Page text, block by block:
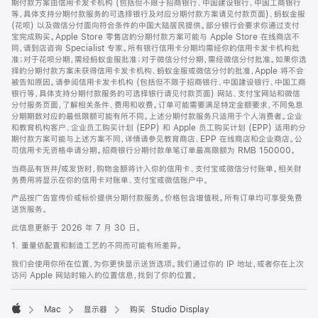
期付款方案由信用卡发卡机构 (包括但不限于招商银行、中国建设银行、中国工商银行
等，具体支持分期付款服务的可选择银行及对应分期付款方案请见付款页面)、蚂蚁金服
(花呗) 以及微信分付面向符合条件的中国大陆居民提供。部分银行会要求你通过支付
宝完成购买。Apple Store 零售店的分期付款方案可能与 Apple Store 在线商店不
同，请到店咨询 Specialist 专家。所有银行信用卡分期均需经你的信用卡发卡机构批
准；对于花呗分期，需经蚂蚁金服批准；对于微信分付分期，需经微信分付批准。如果你选
择的分期付款方案未获得信用卡发卡机构、蚂蚁金服或微信分付的批准，Apple 将不会
被告知原因。请参阅信用卡发卡机构 (包括但不限于招商银行、中国建设银行、中国工商
银行等，具体支持分期付款服务的可选择银行请见付款页面) 网站、支付宝网站和微信
分付服务页面，了解相关条件、费用和收费。订单可能需要满足特定金额要求，不同免息
分期期数对应的最低限额可能有所不同。上述分期付款服务只适用于个人消费者。企业
和教育机构客户、企业员工购买计划 (EPP) 和 Apple 员工购买计划 (EPP) 适用的分
期付款方案可能与上述方案不同，详情请参见教育商店、EPP 在线商店和企业商店。公
司信用卡无资格申请分期。招商银行分期付款单笔订单最高限额为 RMB 150000。
当商品有货并/或发货时，购物金额将计入你的信用卡、支付宝或微信分付账单。相关财
务费用将显示在你的信用卡对账单、支付宝或微信账户中。
产品按广告宣传价或标价提供分期付款服务。价格包含增值税。所有订单均可享受免费
送货服务。
此信息更新于 2026 年 7 月 30 日。
1. 重量依配置和制造工艺的不同而可能有所差异。
我们会使用你所在位置，为你更快显示送货选项。我们通过你的 IP 地址，或者你在上次
访问 Apple 网站时输入的位置信息，找到了你的位置。
Mac 显示器 购买 Studio Display